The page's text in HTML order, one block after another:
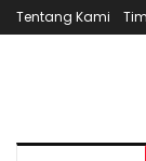
Tentang Kami